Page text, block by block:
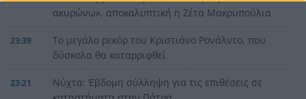
ακυρώνω», αποκαλυπτική η Ζέτα Μακρυπούλια
23:39
Το μεγάλο ρεκόρ του Κριστιάνο Ρονάλντο, που
δύσκολα θα καταρριφθεί
23:21
Νύχτα: Έβδομη σύλληψη για τις επιθέσεις σε